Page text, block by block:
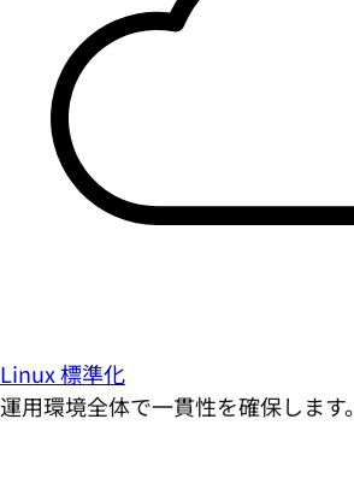
Linux 標準化
運用環境全体で一貫性を確保します。